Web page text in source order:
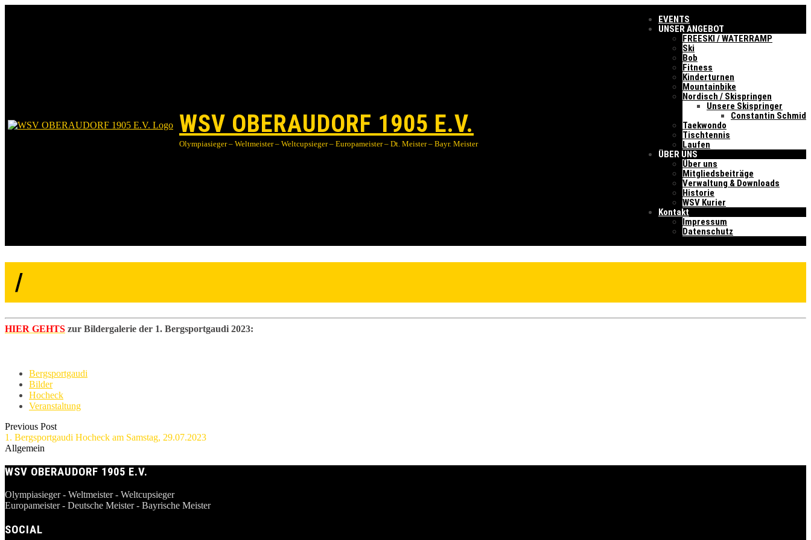
WSV OBERAUDORF 1905 E.V.
Olympiasieger – Weltmeister – Weltcupsieger – Europameister – Dt. Meister – Bayr. Meister
EVENTS
UNSER ANGEBOT
FREESKI / WATERRAMP
Ski
Bob
Fitness
Kinderturnen
Mountainbike
Nordisch / Skispringen
Unsere Skispringer
Constantin Schmid
Taekwondo
Tischtennis
Laufen
ÜBER UNS
Über uns
Mitgliedsbeiträge
Verwaltung & Downloads
Historie
WSV Kurier
Kontakt
Impressum
Datenschutz
HIER GEHTS zur Bildergalerie der 1. Bergsportgaudi 2023:
Bergsportgaudi
Bilder
Hocheck
Veranstaltung
Previous Post
1. Bergsportgaudi Hocheck am Samstag, 29.07.2023
Allgemein
WSV OBERAUDORF 1905 E.V.
Olympiasieger - Weltmeister - Weltcupsieger
Europameister - Deutsche Meister - Bayrische Meister
SOCIAL